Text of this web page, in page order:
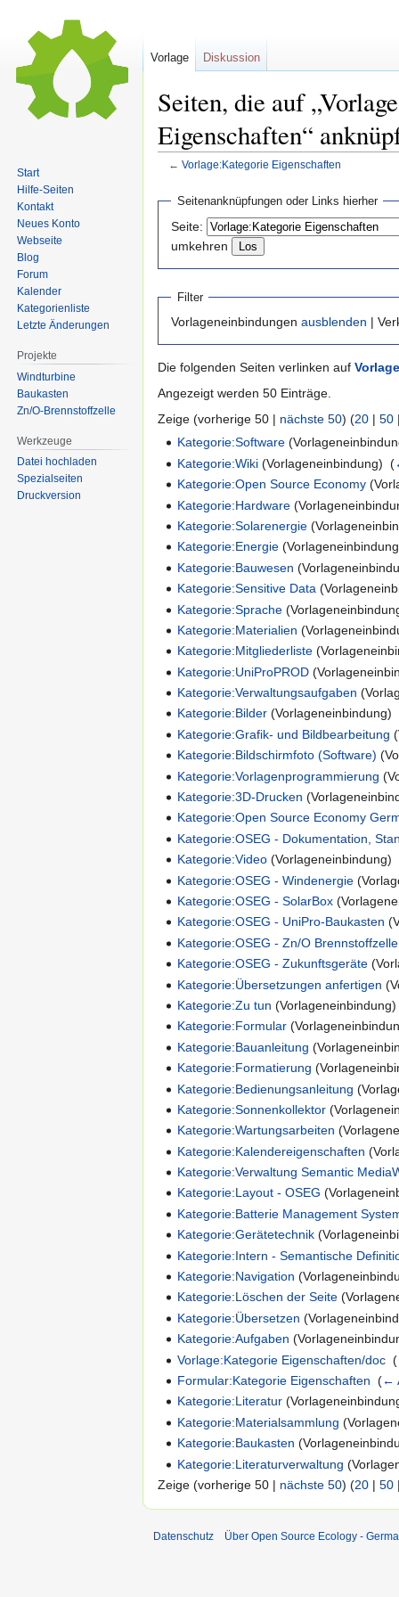
Seiten, die auf
Eigenschaften“
← Vorlage:Kategorie Eigenschaften
Navigation
springen
springen
Seitenanknüpfungen oder Links hierher
Seite:
umkehren
Filter
Vorlageneinbindungen ausblenden |
Die folgenden Seiten verlinken auf
Angezeigt werden 50 Einträge.
Zeige (vorherige 50 | nächste 50) (20 | 50
Kategorie:Software
Kategorie:Wiki (Vorlageneinbindung) ‎(
Kategorie:Open Source Economy
Kategorie:Hardware
Kategorie:Solarenergie
Kategorie:Energie
Kategorie:Bauwesen
Kategorie:Sensitive Data
Kategorie:Sprache
Kategorie:Materialien
Kategorie:Mitgliederliste
Kategorie:UniProPROD
Kategorie:Verwaltungsaufgaben
Kategorie:Bilder (Vorlageneinbindung) ‎
Kategorie:Grafik- und Bildbearbeitung
Kategorie:Bildschirmfoto (Software)
Kategorie:Vorlagenprogrammierung
Kategorie:3D-Drucken
Kategorie:Open Source Economy
Kategorie:OSEG - Dokumentation,
Kategorie:Video (Vorlageneinbindung) ‎
Kategorie:OSEG - Windenergie
Kategorie:OSEG - SolarBox
Kategorie:OSEG - UniPro-Baukasten
Kategorie:OSEG - Zn/O Brennstoffzelle
Kategorie:OSEG - Zukunftsgeräte
Kategorie:Übersetzungen anfertigen
Kategorie:Zu tun
Kategorie:Formular
Kategorie:Bauanleitung
Kategorie:Formatierung
Kategorie:Bedienungsanleitung
Kategorie:Sonnenkollektor
Kategorie:Wartungsarbeiten
Kategorie:Kalendereigenschaften
Kategorie:Verwaltung Semantic
Kategorie:Layout - OSEG
Kategorie:Batterie Management
Kategorie:Gerätetechnik
Kategorie:Intern - Semantische
Kategorie:Navigation
Kategorie:Löschen der Seite
Kategorie:Übersetzen
Kategorie:Aufgaben
Vorlage:Kategorie Eigenschaften/doc ‎(
Formular:Kategorie Eigenschaften ‎(←
Kategorie:Literatur
Kategorie:Materialsammlung
Kategorie:Baukasten
Kategorie:Literaturverwaltung
Zeige (vorherige 50 | nächste 50) (20 | 50
Vorlage Diskussion
Start
Hilfe-Seiten
Kontakt
Neues Konto
Webseite
Blog
Forum
Kalender
Kategorienliste
Letzte Änderungen
Projekte
Windturbine
Baukasten
Zn/O-Brennstoffzelle
Werkzeuge
Datei hochladen
Spezialseiten
Druckversion
Datenschutz Über Open Source Ecology -